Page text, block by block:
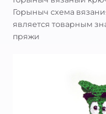
Горыныч схема
является товарным
пряжи